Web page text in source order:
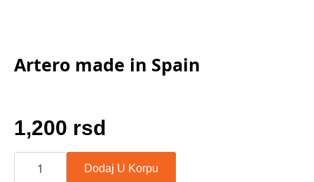
Artero made in Spain
1,200 rsd
BRNJICA
Dodaj U Korpu